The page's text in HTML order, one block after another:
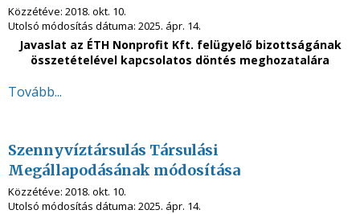
Közzétéve: 2018. okt. 10.
Utolsó módosítás dátuma: 2025. ápr. 14.
Javaslat az ÉTH Nonprofit Kft. felügyelő bizottságának
összetételével kapcsolatos döntés meghozatalára
Tovább...
Szennyvíztársulás Társulási
Megállapodásának módosítása
Közzétéve: 2018. okt. 10.
Utolsó módosítás dátuma: 2025. ápr. 14.